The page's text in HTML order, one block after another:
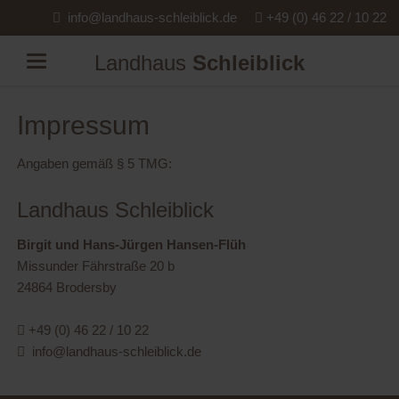
info@landhaus-schleiblick.de +49 (0) 46 22 / 10 22
Landhaus Schleiblick
Impressum
Angaben gemäß § 5 TMG:
Landhaus Schleiblick
Birgit und Hans-Jürgen Hansen-Flüh
Missunder Fährstraße 20 b
24864 Brodersby
+49 (0) 46 22 / 10 22
info@landhaus-schleiblick.de